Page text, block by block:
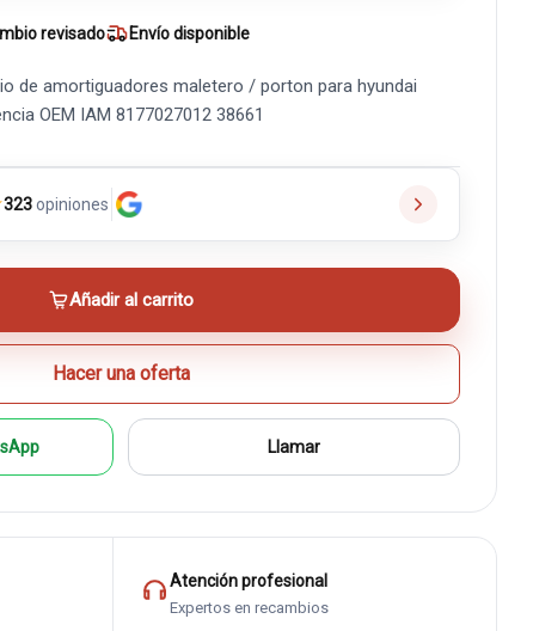
revisado Envío disponible
de amortiguadores maletero / porton para hyundai
OEM IAM 8177027012 38661
323opiniones
Añadir al carrito
Hacer una oferta
Llamar
Atención profesional
Expertos en recambios